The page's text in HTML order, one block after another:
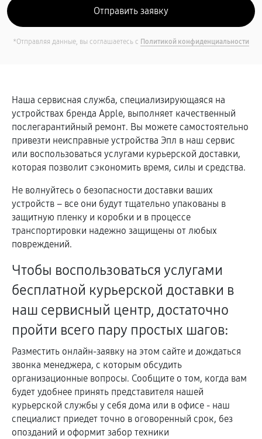
*Отправляя данные, вы соглашаетесь с Политикой конфиденциальности
Наша сервисная служба, специализирующаяся на
устройствах бренда Apple, выполняет качественный
послегарантийный ремонт. Вы можете самостоятельно
привезти неисправные устройства Эпл в наш сервис
или воспользоваться услугами курьерской доставки,
которая позволит сэкономить время, силы и средства.
Не волнуйтесь о безопасности доставки ваших
устройств – все они будут тщательно упакованы в
защитную пленку и коробки и в процессе
транспортировки надежно защищены от любых
повреждений.
Чтобы воспользоваться услугами
бесплатной курьерской доставки в
наш сервисный центр, достаточно
пройти всего пару простых шагов:
Разместить онлайн-заявку на этом сайте и дождаться
звонка менеджера, с которым обсудить
организационные вопросы. Сообщите о том, когда вам
будет удобнее принять представителя нашей
курьерской службы у себя дома или в офисе - наш
специалист приедет точно в оговоренный срок, без
опозданий и оформит забор техники